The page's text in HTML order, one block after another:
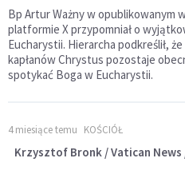
Bp Artur Ważny w opublikowanym
platformie X przypomniał o
Eucharystii. Hierarcha podkreślił,
kapłanów Chrystus pozostaje
spotykać Boga w Eucharystii.
4 miesiące temu KOŚCIÓŁ
Krzysztof Bronk / Vatican News